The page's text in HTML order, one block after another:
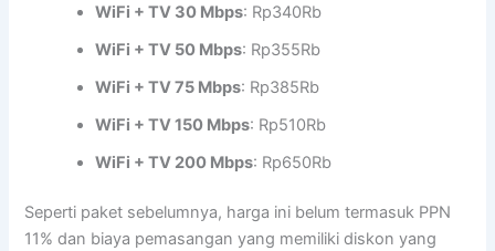
WiFi + TV 30 Mbps: Rp340Rb
WiFi + TV 50 Mbps: Rp355Rb
WiFi + TV 75 Mbps: Rp385Rb
WiFi + TV 150 Mbps: Rp510Rb
WiFi + TV 200 Mbps: Rp650Rb
Seperti paket sebelumnya, harga ini belum termasuk PPN
11% dan biaya pemasangan yang memiliki diskon yang